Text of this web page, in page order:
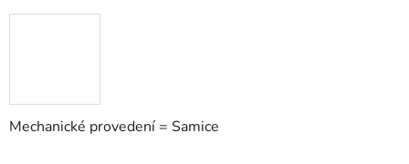
Mechanické provedení = Samice